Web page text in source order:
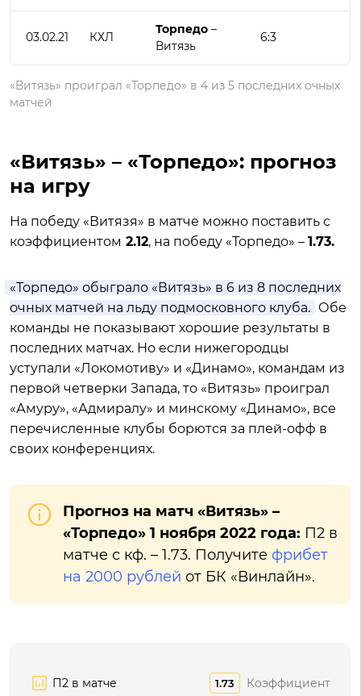
03.02.21 КХЛ
Торпедо –
Витязь
6:3
«Витязь» проиграл «Торпедо» в 4 из 5 последних очных
матчей
«Витязь» – «Торпедо»: прогноз
на игру
На победу «Витязя» в матче можно поставить с
коэффициентом 2.12, на победу «Торпедо» – 1.73.
«Торпедо» обыграло «Витязь» в 6 из 8 последних
очных матчей на льду подмосковного клуба. Обе
команды не показывают хорошие результаты в
последних матчах. Но если нижегородцы
уступали «Локомотиву» и «Динамо», командам из
первой четверки Запада, то «Витязь» проиграл
«Амуру», «Адмиралу» и минскому «Динамо», все
перечисленные клубы борются за плей-офф в
своих конференциях.
Прогноз на матч «Витязь» –
«Торпедо» 1 ноября 2022 года: П2 в
матче с кф. – 1.73. Получите фрибет
на 2000 рублей от БК «Винлайн».
П2 в матче 1.73 Коэффициент